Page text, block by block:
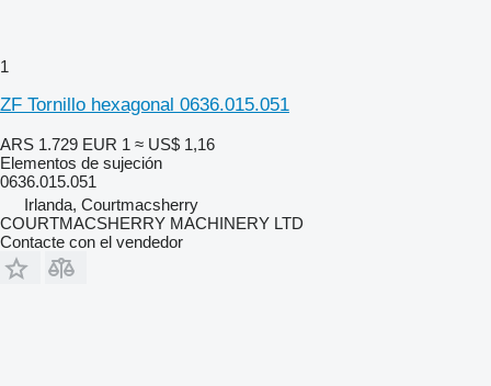
1
ZF Tornillo hexagonal 0636.015.051
ARS 1.729 EUR 1 ≈ US$ 1,16
Elementos de sujeción
0636.015.051
Irlanda, Courtmacsherry
COURTMACSHERRY MACHINERY LTD
Contacte con el vendedor